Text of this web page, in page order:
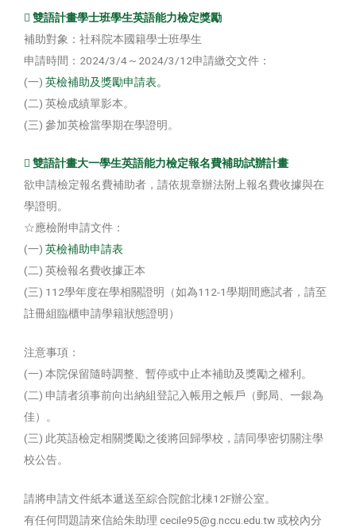
 雙語計畫學士班學生英語能力檢定獎勵
補助對象：社科院本國籍學士班學生
申請時間：2024/3/4～2024/3/12申請繳交文件：
(一) 英檢補助及獎勵申請表。
(二) 英檢成績單影本。
(三) 參加英檢當學期在學證明。
 雙語計畫大一學生英語能力檢定報名費補助試辦計畫
欲申請檢定報名費補助者，請依規章辦法附上報名費收據與在
學證明。
☆應檢附申請文件：
(一) 英檢補助申請表
(二) 英檢報名費收據正本
(三) 112學年度在學相關證明（如為112-1學期間應試者，請至
註冊組臨櫃申請學籍狀態證明）
注意事項：
(一) 本院保留隨時調整、暫停或中止本補助及獎勵之權利。
(二) 申請者須事前向出納組登記入帳用之帳戶（郵局、一銀為
佳）。
(三) 此英語檢定相關獎勵之後將回歸學校，請同學密切關注學
校公告。
請將申請文件紙本遞送至綜合院館北棟12F辦公室。
有任何問題請來信給朱助理 cecile95@g.nccu.edu.tw 或校內分